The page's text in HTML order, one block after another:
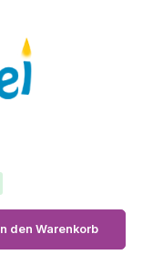
ein oder benutze die
den Warenkorb